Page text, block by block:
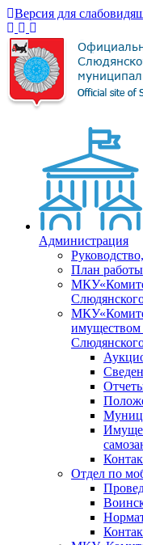
Версия для
Администрация
План работы
Отдел по